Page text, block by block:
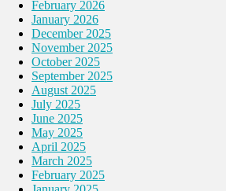
February 2026
January 2026
December 2025
November 2025
October 2025
September 2025
August 2025
July 2025
June 2025
May 2025
April 2025
March 2025
February 2025